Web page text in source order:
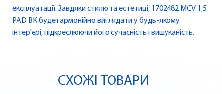
експлуатації. Завдяки стилю та естетиці, 1702482 MCV 1,5
PAD BK буде гармонійно виглядати у будь-якому
інтер'єрі, підкреслюючи його сучасність і вишуканість.
СХОЖІ ТОВАРИ